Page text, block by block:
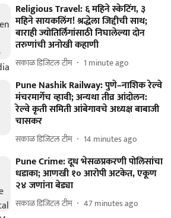
Religious Travel: ६ महिने स्केटिंग, ३
महिने सायकलिंग! श्रद्धेला जिद्दीची साथ;
बाराही ज्योतिर्लिंगांसाठी निघालेल्या दोन
तरुणांची अनोखी कहाणी
सकाळ डिजिटल टीम 1 minute ago
Pune Nashik Railway: पुणे–नाशिक रेल्वे
मंचरमार्गेच व्हावी; अन्यथा तीव्र आंदोलन:
रेल्वे कृती समिती आंबेगावचे अध्यक्ष बाबाजी
चासकर
सकाळ डिजिटल टीम 14 minutes ago
Pune Crime: दूध भेसळप्रकरणी पोलिसांचा
धडाका; आणखी १० आरोपी अटकेत, एकूण
२४ जणांना बेड्या
सकाळ डिजिटल टीम 47 minutes ago